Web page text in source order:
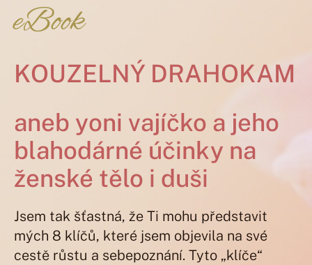
eBook
KOUZELNÝ DRAHOKAM
aneb yoni vajíčko a jeho
blahodárné účinky na
ženské tělo i duši
Jsem tak šťastná, že Ti mohu představit
mých 8 klíčů, které jsem objevila na své
cestě růstu a sebepoznání. Tyto „klíče“